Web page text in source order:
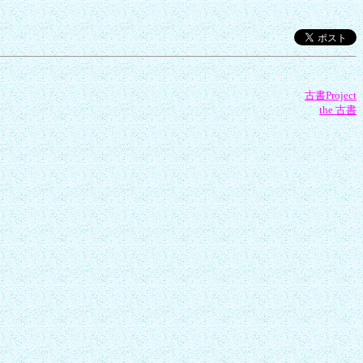
古書Project
the 古書